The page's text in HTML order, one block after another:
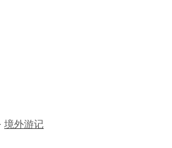
境外游记